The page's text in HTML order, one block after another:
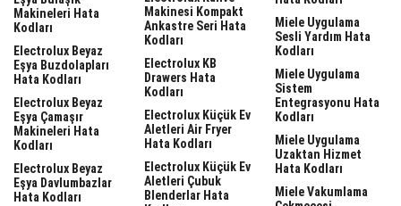
Makineleri Hata
Kodları
Electrolux Beyaz
Eşya Buzdolapları
Hata Kodları
Electrolux Beyaz
Eşya Çamaşır
Makineleri Hata
Kodları
Electrolux Beyaz
Eşya Davlumbazlar
Hata Kodları
Makinesi Kompakt
Ankastre Seri Hata
Kodları
Electrolux KB
Drawers Hata
Kodları
Electrolux Küçük Ev
Aletleri Air Fryer
Hata Kodları
Electrolux Küçük Ev
Aletleri Çubuk
Blenderlar Hata
Miele Uygulama
Sesli Yardım Hata
Kodları
Miele Uygulama
Sistem
Entegrasyonu Hata
Kodları
Miele Uygulama
Uzaktan Hizmet
Hata Kodları
Miele Vakumlama